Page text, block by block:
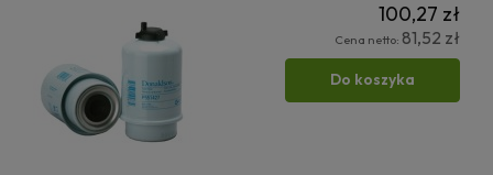
100,27 zł
Cena netto: 81,52 zł
Do koszyka